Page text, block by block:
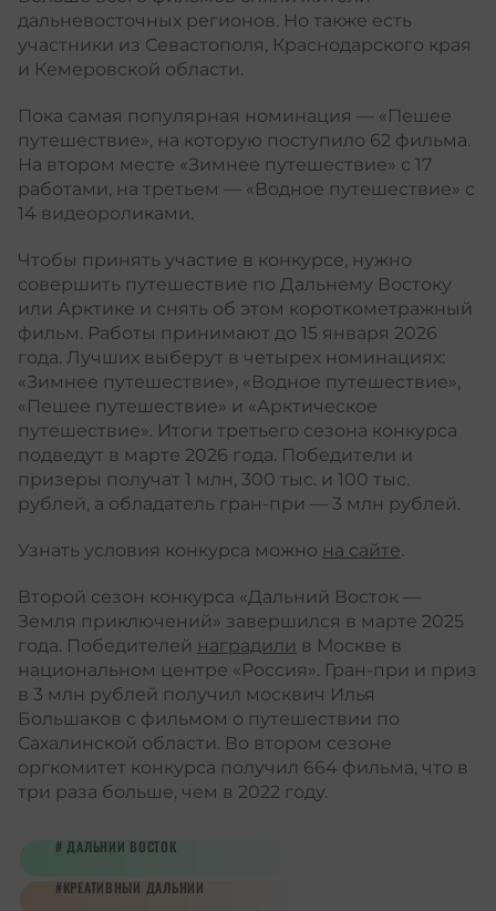
дальневосточных регионов. Но также есть
участники из Севастополя, Краснодарского края
и Кемеровской области.
Пока самая популярная номинация — «Пешее
путешествие», на которую поступило 62 фильма.
На втором месте «Зимнее путешествие» с 17
работами, на третьем — «Водное путешествие» с
14 видеороликами.
Чтобы принять участие в конкурсе, нужно
совершить путешествие по Дальнему Востоку
или Арктике и снять об этом короткометражный
фильм. Работы принимают до 15 января 2026
года. Лучших выберут в четырех номинациях:
«Зимнее путешествие», «Водное путешествие»,
«Пешее путешествие» и «Арктическое
путешествие». Итоги третьего сезона конкурса
подведут в марте 2026 года. Победители и
призеры получат 1 млн, 300 тыс. и 100 тыс.
рублей, а обладатель гран-при — 3 млн рублей.
Узнать условия конкурса можно на сайте.
Второй сезон конкурса «Дальний Восток —
Земля приключений» завершился в марте 2025
года. Победителей наградили в Москве в
национальном центре «Россия». Гран-при и приз
в 3 млн рублей получил москвич Илья
Большаков с фильмом о путешествии по
Сахалинской области. Во втором сезоне
оргкомитет конкурса получил 664 фильма, что в
три раза больше, чем в 2022 году.
ДАЛЬНИЙ ВОСТОК
КРЕАТИВНЫЙ ДАЛЬНИЙ